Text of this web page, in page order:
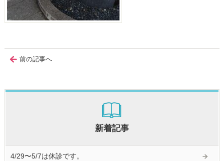
前の記事へ
新着記事
4/29〜5/7は休診です。